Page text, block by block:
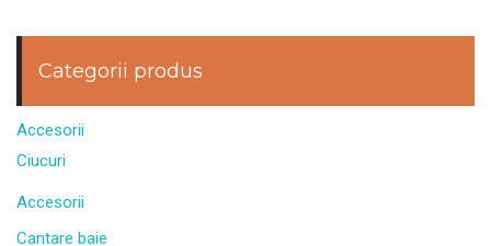
Categorii produs
Accesorii
Ciucuri
Accesorii
Cantare baie